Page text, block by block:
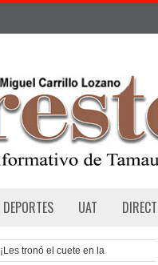
DEPORTES UAT
¡Les tronó el cuete en la